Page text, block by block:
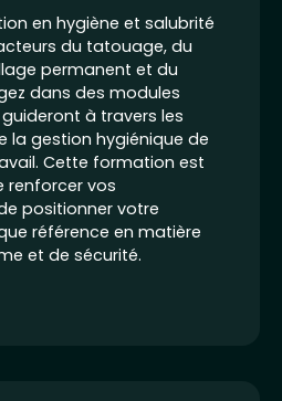
en hygiène et salubrité
du tatouage, du
permanent et du
dans des modules
à travers les
la gestion hygiénique de
Cette formation est
renforcer vos
positionner votre
référence en matière
et de sécurité.